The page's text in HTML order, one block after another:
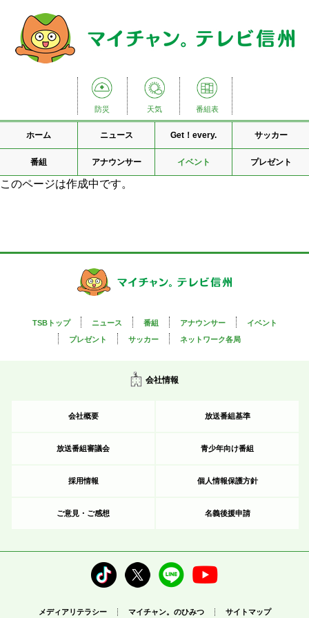
防災 天気 番組表
ホーム ニュース Get！every. サッカー
番組 アナウンサー イベント プレゼント
このページは作成中です。
TSBトップ ニュース 番組 アナウンサー
イベント
プレゼント
サッカー ネットワーク各局
会社情報
会社概要 放送番組基準
放送番組審議会 青少年向け番組
採用情報 個人情報保護方針
ご意見・ご感想 名義後援申請
メディアリテラシー マイチャン。のひみつ サイトマップ